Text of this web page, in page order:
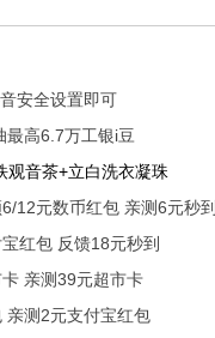
安全设置即可
最高6.7万工银i豆
观音茶+立白洗衣凝珠
12元数币红包 亲测6元秒到
红包 反馈18元秒到
亲测39元超市卡
亲测2元支付宝红包